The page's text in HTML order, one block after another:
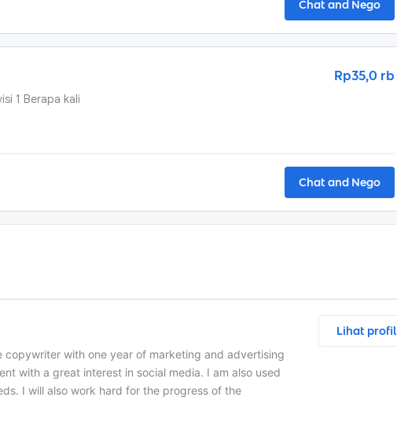
Chat and Nego
Rp35,0 rb
1 Berapa kali
Chat and Nego
copywriter with one year of marketing and advertising
with a great interest in social media. I am also used
I will also work hard for the progress of the
Lihat profil